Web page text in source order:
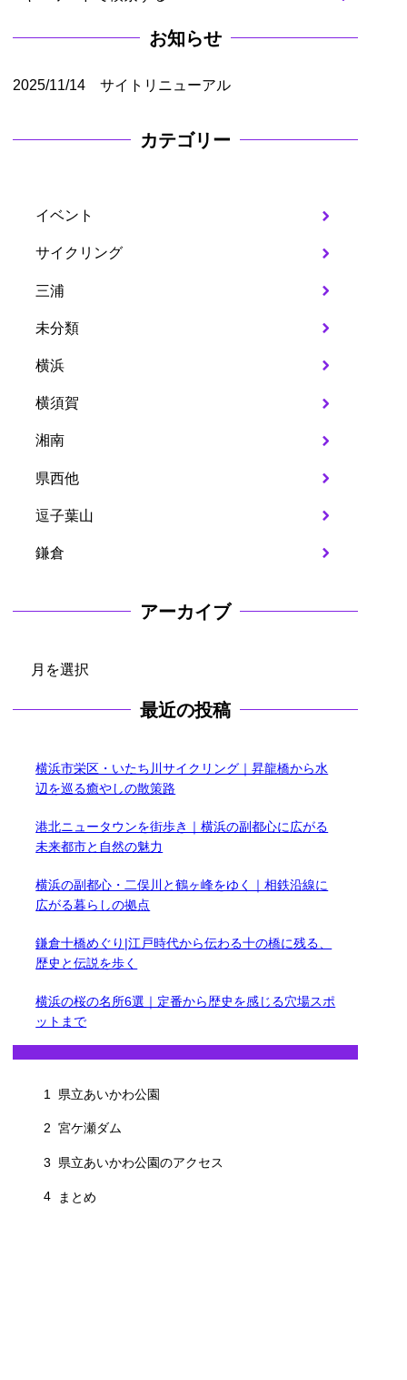
お知らせ
2025/11/14 サイトリニューアル
カテゴリー
イベント
サイクリング
三浦
未分類
横浜
横須賀
湘南
県西他
逗子葉山
鎌倉
アーカイブ
カ
最近の投稿
横浜市栄区・いたち川サイクリング｜昇龍橋から水
辺を巡る癒やしの散策路
港北ニュータウンを街歩き｜横浜の副都心に広がる
未来都市と自然の魅力
横浜の副都心・二俣川と鶴ヶ峰をゆく｜相鉄沿線に
広がる暮らしの拠点
鎌倉十橋めぐり|江戸時代から伝わる十の橋に残る、
歴史と伝説を歩く
横浜の桜の名所6選｜定番から歴史を感じる穴場スポ
ットまで
1 県立あいかわ公園
2 宮ケ瀬ダム
3 県立あいかわ公園のアクセス
4 まとめ